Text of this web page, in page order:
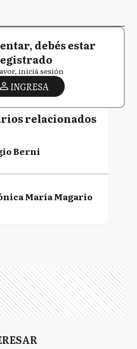
debés estar
iniciá sesión
INGRESA
relacionados
Berni
María Magario